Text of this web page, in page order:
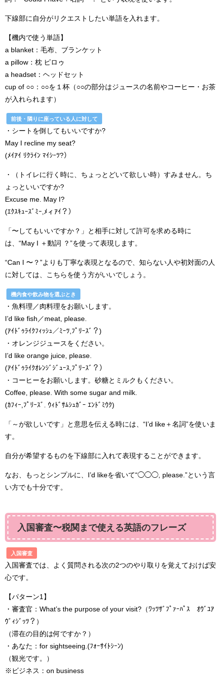
下線部に自分がリクエストしたい単語を入れます。
【機内で使う単語】
a blanket：毛布、ブランケット
a pillow：枕 ピロゥ
a headset：ヘッドセット
cup of ○○：○○を１杯（○○の部分はジュースの名前やコーヒー・お茶
が入れられます）
前後・隣りに座っている人に対して
・シートを倒してもいいですか?
May I recline my seat?
(ﾒｲｱｲ ﾘｸﾗｲﾝ ﾏｲｼｰﾂ?）
・（トイレに行く時に、ちょっとどいて欲しい時）すみません。ち
ょっといいですか?
Excuse me. May I?
(ｴｸｽｷｭｰｽﾞﾐｰ,ﾒィｱｲ？）
「〜してもいいですか？」と相手に対して許可を求める時に
は、“May I ＋動詞 ？”を使って表現します。
“Can I 〜？”よりも丁寧な表現となるので、知らない人や初対面の人
に対しては、こちらを使う方がいいでしょう。
機内食や飲み物を選ぶとき
・魚料理／肉料理をお願いします。
I’d like fish／meat, please.
(ｱｲﾄﾞｩﾗｲｸﾌｨｯｼｭ／ﾐｰﾂ,ﾌﾟﾘｰｽﾞ？)
・オレンジジュースをください。
I’d like orange juice, please.
(ｱｲﾄﾞｩﾗｲｸｵﾚﾝｼﾞｼﾞｭｰｽ,ﾌﾟﾘｰｽﾞ？）
・コーヒーをお願いします。砂糖とミルクもください。
Coffee, please. With some sugar and milk.
(ｶﾌｨｰ,ﾌﾟﾘｰｽﾞ. ｳｨﾄﾞｻﾑｼｭｶﾞｰ ｴﾝﾄﾞﾐｳｸ)
「～が欲しいです」と意思を伝える時には、“I’d like＋名詞”を使いま
す。
自分が希望するものを下線部に入れて表現することができます。
なお、もっとシンプルに、I’d likeを省いて“◯◯◯, please.”という言
い方でも十分です。
入国審査〜税関まで使える英語のフレーズ
入国審査
入国審査では、よく質問される次の2つのやり取りを覚えておけば安
心です。
【パターン1】
・審査官：What’s the purpose of your visit?（ﾜｯﾂｻﾞﾌﾟｧｰﾊﾟｽ ｵｳﾞﾕｱ
ｳﾞｨｼﾞｯﾂ？）
（滞在の目的は何ですか？）
・あなた：for sightseeing.(ﾌｫｰｻｲﾄｼｰﾝ)
（観光です。）
※ビジネス：on business